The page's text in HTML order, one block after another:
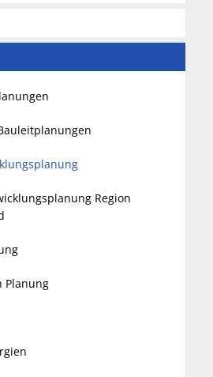
Region
Planung